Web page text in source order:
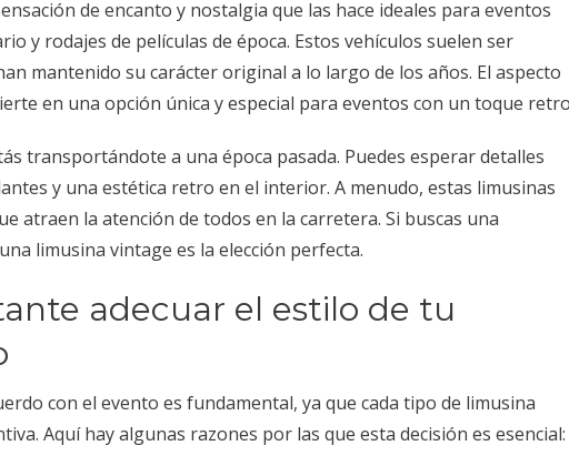
de encanto y nostalgia que las hace ideales para eventos
y rodajes de películas de época. Estos vehículos suelen ser
mantenido su carácter original a lo largo de los años. El aspecto
en una opción única y especial para eventos con un toque
transportándote a una época pasada. Puedes esperar detalles
y una estética retro en el interior. A menudo, estas limusinas
atraen la atención de todos en la carretera. Si buscas una
limusina vintage es la elección perfecta.
adecuar el estilo de tu
con el evento es fundamental, ya que cada tipo de limusina
Aquí hay algunas razones por las que esta decisión es esencial: